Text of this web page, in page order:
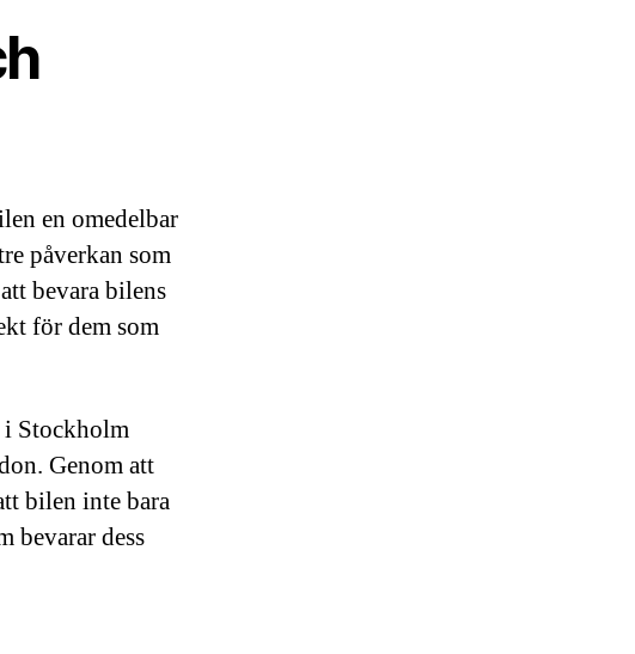
en omedelbar
påverkan som
bevara bilens
för dem som
i Stockholm
Genom att
bilen inte bara
bevarar dess